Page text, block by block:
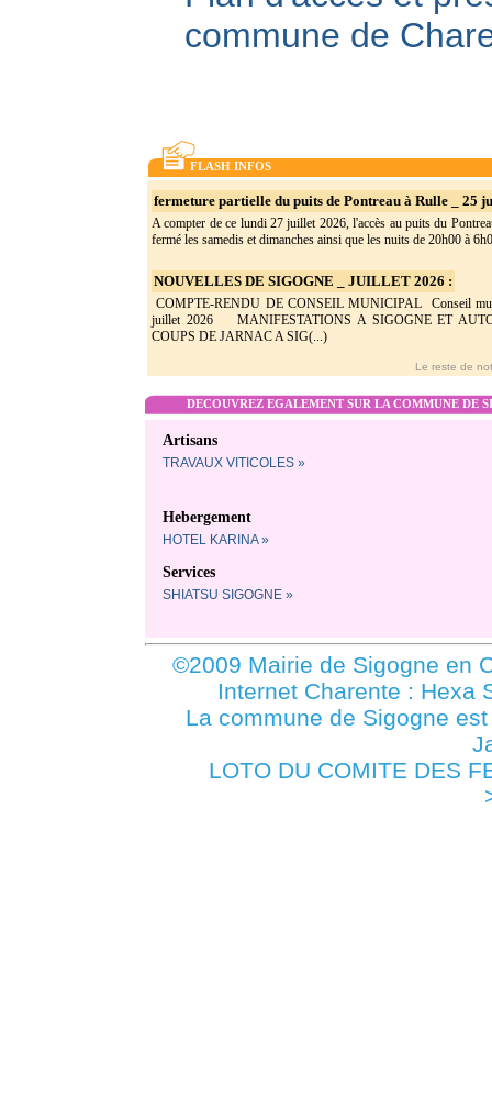
commune de
FLASH INFOS
fermeture partielle du puits de Pontreau à Rulle _ 25
A compter de ce lundi 27 juillet 2026, l'accès au puits du
fermé les samedis et dimanches ainsi que les nuits de 20h00 à
NOUVELLES DE SIGOGNE _ JUILLET 2026 :
COMPTE-RENDU DE CONSEIL MUNICIPAL Conseil
juillet 2026 MANIFESTATIONS A SIGOGNE ET
COUPS DE JARNAC A SIG(...)
Le reste de
DECOUVREZ EGALEMENT SUR LA COMMUNE DE
Artisans
TRAVAUX VITICOLES »
Hebergement
HOTEL KARINA »
Services
SHIATSU SIGOGNE »
©2009 Mairie de Sigogne en
Internet Charente : Hexa
La commune de Sigogne
LOTO DU COMITE DES